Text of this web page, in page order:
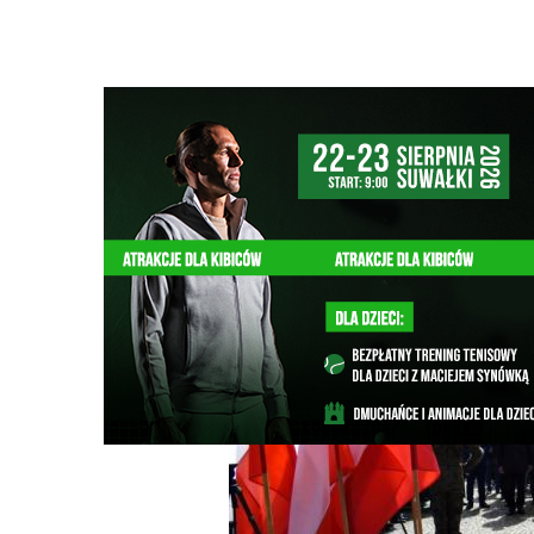
Ścieżka
nawigacyjna
Z ŻYCIA MIASTA
Miejskie obchody Święta Konstytucji 3